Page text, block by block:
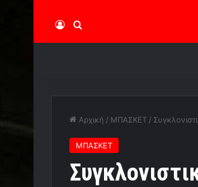
Log InΑναζήτηση
Αρχική / ΜΠΑΣΚΕΤ /
ΜΠΑΣΚΕΤ